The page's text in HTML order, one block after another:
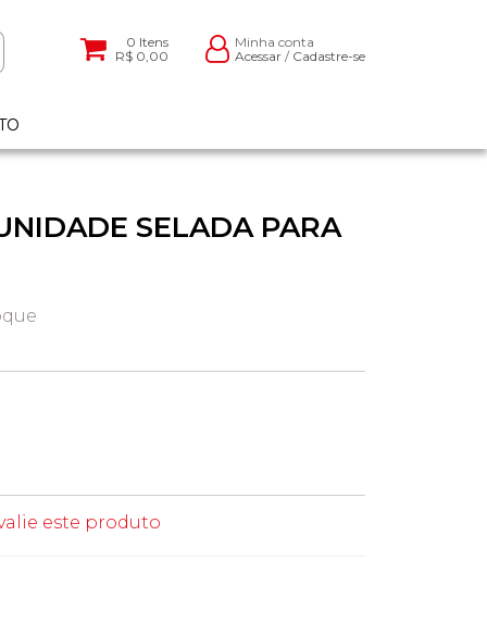
0 Itens
R$ 0,00
Minha conta
Acessar / Cadastre-se
SELADA PARA
este produto